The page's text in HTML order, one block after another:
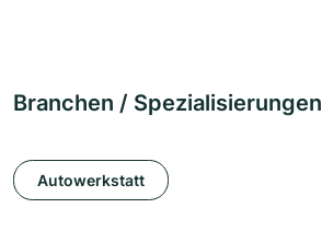
Branchen / Spezialisierungen
Autowerkstatt